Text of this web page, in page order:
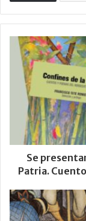
Se
Patria.